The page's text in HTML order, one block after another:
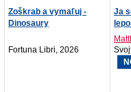
Ja som bager! Tvarované
leporelo
Svojtka SK, 2026